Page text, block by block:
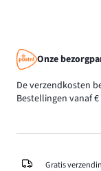
Onze
De verzendkosten
Bestellingen vanaf
Gratis